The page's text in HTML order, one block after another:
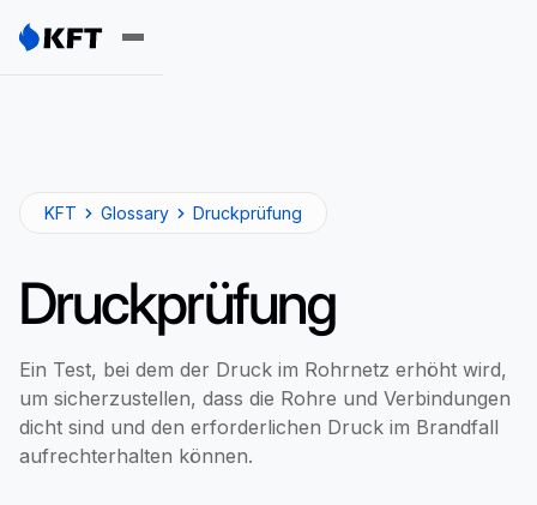
KFT Glossary Druckprüfung
Druckprüfung
Ein Test, bei dem der Druck im Rohrnetz erhöht wird,
um sicherzustellen, dass die Rohre und Verbindungen
dicht sind und den erforderlichen Druck im Brandfall
aufrechterhalten können.